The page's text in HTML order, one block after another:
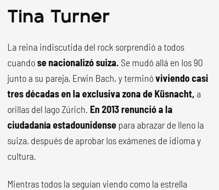
Tina Turner
La reina indiscutida del rock sorprendió a todos
cuandose nacionalizó suiza. Se mudó allá en los 90
junto a su pareja, Erwin Bach, y terminóviviendo casi
tres décadas en la exclusiva zona de Küsnacht, a
orillas del lago Zúrich. En 2013 renunció a la
ciudadanía estadounidense para abrazar de lleno la
suiza, después de aprobar los exámenes de idioma y
cultura.
Mientras todos la seguían viendo como la estrella